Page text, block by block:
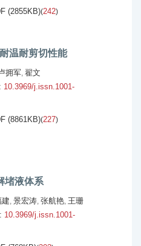
(2855KB)(242)
温耐剪切性能
拥军, 翟文
10.3969/j.issn.1001-
(8861KB)(227)
堵液体系
建, 景宏涛, 张航艳, 王珊
10.3969/j.issn.1001-